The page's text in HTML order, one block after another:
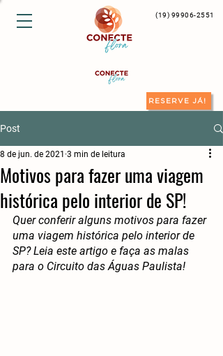
(19) 99906-2551
RESERVE JÁ!
Post
Motivos para fazer uma viagem
histórica pelo interior de SP!
8 de jun. de 2021 3 min de leitura
Quer conferir alguns motivos para fazer
uma viagem histórica pelo interior de
SP? Leia este artigo e faça as malas
para o Circuito das Águas Paulista!